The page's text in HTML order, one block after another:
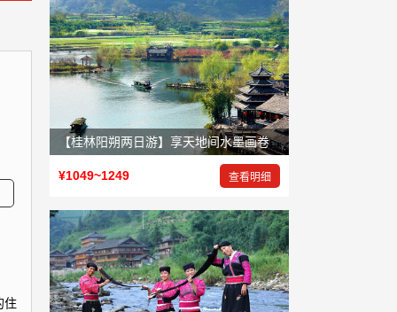
住
【桂林阳朔两日游】享天地间水墨画卷，赏大自然鬼斧神工
查看明细
¥1049~1249